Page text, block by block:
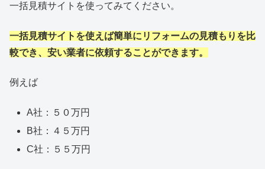
一括見積サイトを使ってみてください。
一括見積サイトを使えば簡単にリフォームの見積もりを比
較でき、安い業者に依頼することができます。
例えば
A社：５０万円
B社：４５万円
C社：５５万円